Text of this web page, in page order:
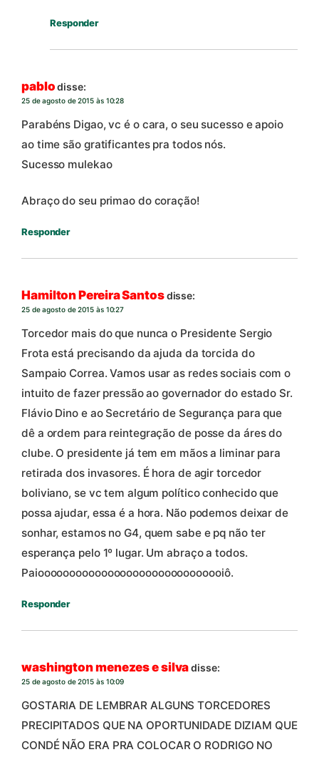
Responder
pablo disse:
25 de agosto de 2015 às 10:28
Parabéns Digao, vc é o cara, o seu sucesso e apoio
ao time são gratificantes pra todos nós.
Sucesso mulekao
Abraço do seu primao do coração!
Responder
Hamilton Pereira Santosdisse:
25 de agosto de 2015 às 10:27
Torcedor mais do que nunca o Presidente Sergio
Frota está precisando da ajuda da torcida do
Sampaio Correa. Vamos usar as redes sociais com o
intuito de fazer pressão ao governador do estado Sr.
Flávio Dino e ao Secretário de Segurança para que
dê a ordem para reintegração de posse da áres do
clube. O presidente já tem em mãos a liminar para
retirada dos invasores. É hora de agir torcedor
boliviano, se vc tem algum político conhecido que
possa ajudar, essa é a hora. Não podemos deixar de
sonhar, estamos no G4, quem sabe e pq não ter
esperança pelo 1º lugar. Um abraço a todos.
Paioooooooooooooooooooooooooooooiô.
Responder
washington menezes e silvadisse:
25 de agosto de 2015 às 10:09
GOSTARIA DE LEMBRAR ALGUNS TORCEDORES
PRECIPITADOS QUE NA OPORTUNIDADE DIZIAM QUE
CONDÉ NÃO ERA PRA COLOCAR O RODRIGO NO